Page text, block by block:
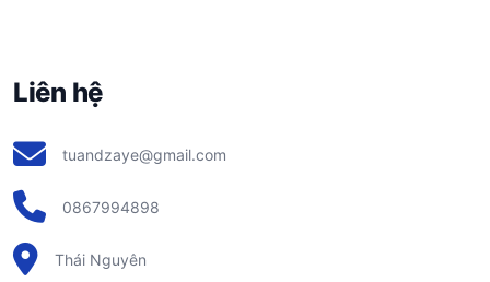
Liên hệ
tuandzaye@gmail.com
0867994898
Thái Nguyên